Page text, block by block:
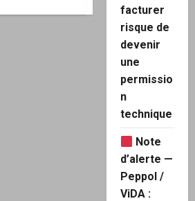
facturer
risque de
devenir
une
permissio
n
technique
Note
d’alerte —
Peppol /
ViDA :